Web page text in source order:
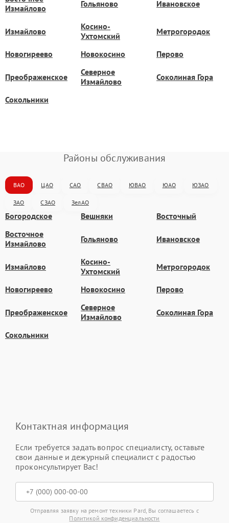
Измайлово
Гольяново Ивановское
Измайлово
Косино-
Ухтомский
Метрогородок
Новогиреево Новокосино Перово
Преображенское
Северное
Измайлово
Соколиная Гора
Сокольники
Районы обслуживания
ВАО ЦАО САО СВАО ЮВАО ЮАО ЮЗАО
ЗАО СЗАО ЗелАО
Богородское Вешняки
Восточный
Восточное
Измайлово
Гольяново Ивановское
Измайлово
Косино-
Ухтомский
Метрогородок
Новогиреево Новокосино Перово
Преображенское
Северное
Измайлово
Соколиная Гора
Сокольники
Контактная информация
Если требуется задать вопрос специалисту, оставьте
свои данные и дежурный специалист с радостью
проконсультирует Вас!
Отправляя заявку на ремонт техники Pard, Вы соглашаетесь с
Политикой конфиденциальности